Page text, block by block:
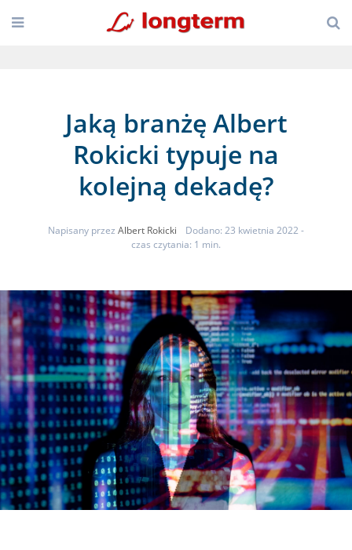
Jaką branżę Albert
Rokicki typuje na
kolejną dekadę?
Napisany przez Albert Rokicki Dodano: 23 kwietnia 2022 -
czas czytania: 1 min.